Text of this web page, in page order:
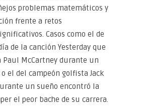
problemas matemáticos y
frente a retos
Casos como el de
de la canción Yesterday que
Paul McCartney durante un
el del campeón golfista Jack
un sueño encontró la
el peor bache de su carrera.